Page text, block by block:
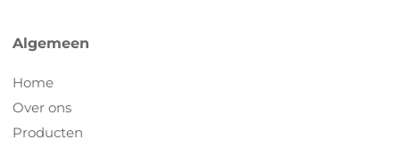
Algemeen
Home
Over ons
Producten